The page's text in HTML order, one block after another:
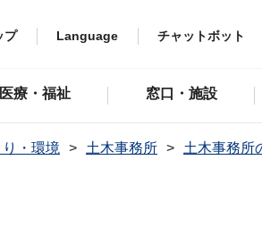
プ Language チャットボット
療・福祉 窓口・施設
り・環境 土木事務所 土木事務所